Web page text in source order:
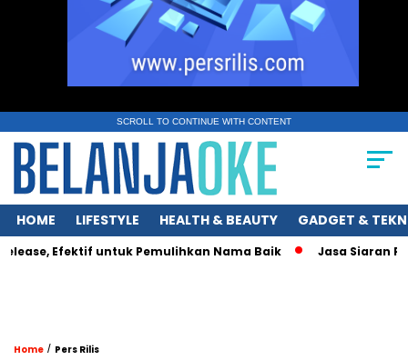
SCROLL TO CONTINUE WITH CONTENT
HOME LIFESTYLE HEALTH & BEAUTY GADGET &
Efektif untuk Pemulihkan Nama Baik Jasa Siaran Pers
Home / Pers Rilis